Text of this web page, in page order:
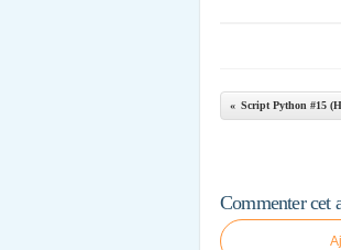
Commenter cet